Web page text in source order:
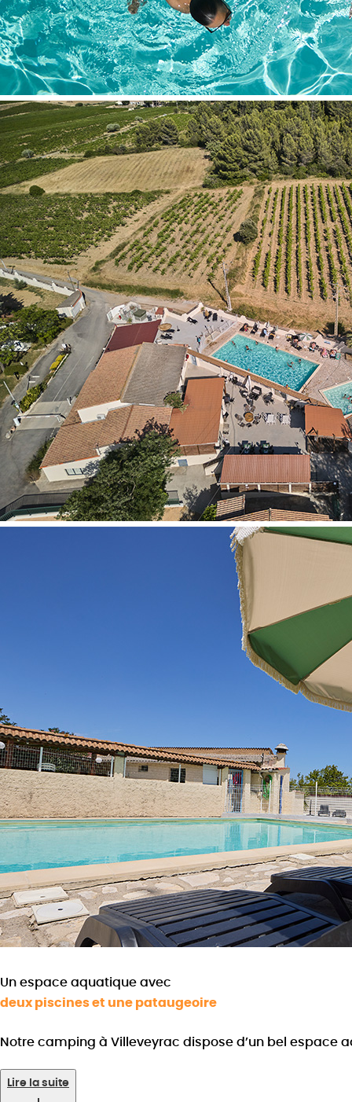
Un espace aquatique avec
deux piscines et une pataugeoire
Notre camping à Villeveyrac dispose d’un bel espace
Lire la suite